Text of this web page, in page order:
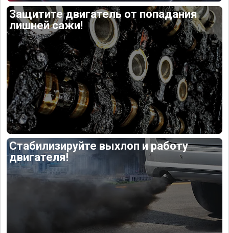
Защитите двигатель от попадания
лишней сажи!
Стабилизируйте выхлоп и работу
двигателя!